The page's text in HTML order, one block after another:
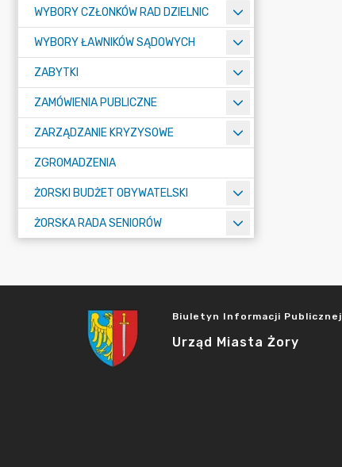
WYBORY CZŁONKÓW RAD DZIELNIC
WYBORY ŁAWNIKÓW SĄDOWYCH
ZABYTKI
ZAMÓWIENIA PUBLICZNE
ZARZĄDZANIE KRYZYSOWE
ZGROMADZENIA
ŻORSKI BUDŻET OBYWATELSKI
ŻORSKA RADA SENIORÓW
Biuletyn Informacji Publicznej
Urząd Miasta Żory